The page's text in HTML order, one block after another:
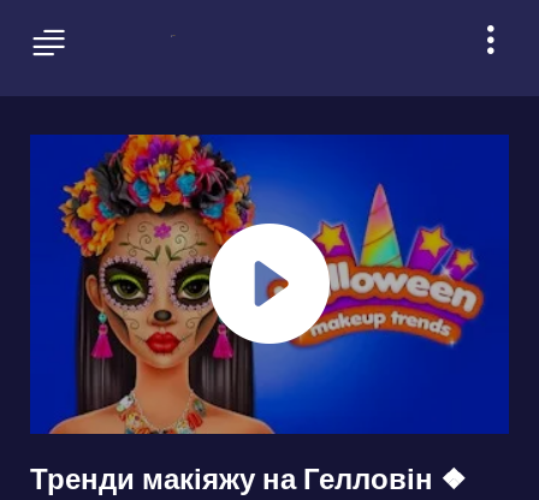
Тренди макіяжу на Гелловін ❖